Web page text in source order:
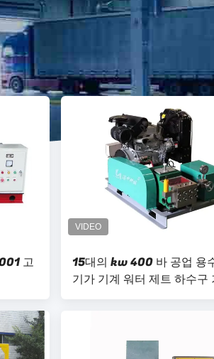
고
15대의 kw 400 바 공업 용
기가 기계 워터 제트 하수구
청소합니다